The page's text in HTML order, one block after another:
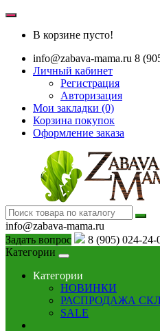
В корзине пусто!
info@zabava-mama.ru 8
Личный кабинет
Регистрация
Авторизация
Мои закладки (0)
Корзина покупок
Оформление заказа
info@zabava-mama.ru
Задать вопрос
8 (905) 024-24-
Категории
Категории
НОВИНКИ
РАСПРОДАЖА
SALE